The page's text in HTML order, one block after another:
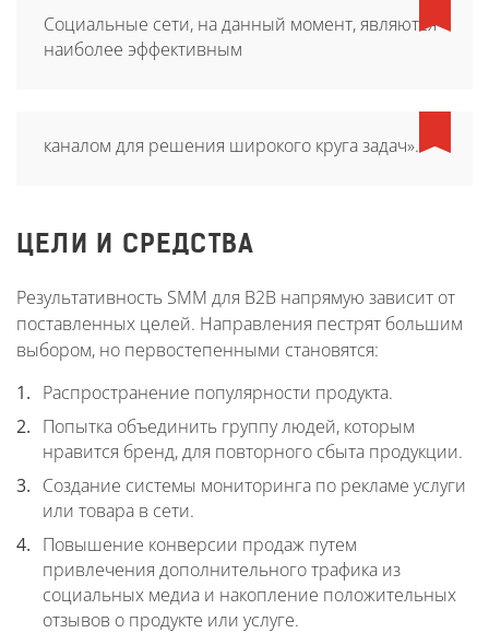
Социальные сети, на данный момент, являются
наиболее эффективным
каналом для решения широкого круга задач».
ЦЕЛИ И СРЕДСТВА
Результативность SMM для B2B напрямую зависит от
поставленных целей. Направления пестрят большим
выбором, но первостепенными становятся:
Распространение популярности продукта.
Попытка объединить группу людей, которым
нравится бренд, для повторного сбыта продукции.
Создание системы мониторинга по рекламе услуги
или товара в сети.
Повышение конверсии продаж путем
привлечения дополнительного трафика из
социальных медиа и накопление положительных
отзывов о продукте или услуге.